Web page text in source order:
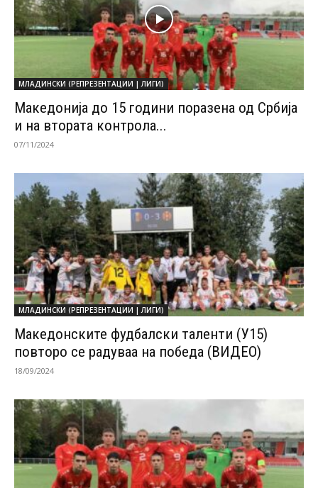
МЛАДИНСКИ (РЕПРЕЗЕНТАЦИИ | ЛИГИ)
Македонија до 15 години поразена од Србија
и на втората контрола...
07/11/2024
МЛАДИНСКИ (РЕПРЕЗЕНТАЦИИ | ЛИГИ)
Македонските фудбалски таленти (У15)
повторо се радуваа на победа (ВИДЕО)
18/09/2024